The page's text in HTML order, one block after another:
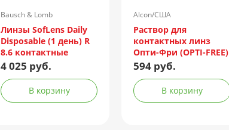
Bausch & Lomb
Линзы SofLens Daily
Disposable (1 день) R
8.6 контактные
мягкие корриг. -1,50
4 025 руб.
В корзину
Alcon/США
Раствор для
контактных линз
Опти-Фри (OPTI-FREE)
Express 355мл +
контейнер
594 руб.
В корзину